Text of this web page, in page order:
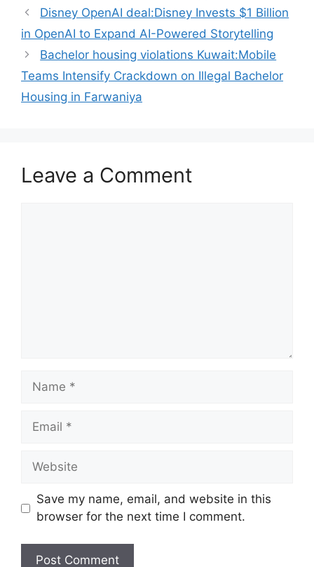
Disney OpenAI deal:Disney Invests $1 Billion
in OpenAI to Expand AI-Powered Storytelling
Bachelor housing violations Kuwait:Mobile
Teams Intensify Crackdown on Illegal Bachelor
Housing in Farwaniya
Leave a Comment
Name
Email
Website
Save my name, email, and website in this
browser for the next time I comment.